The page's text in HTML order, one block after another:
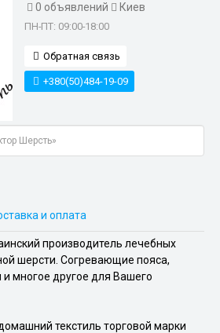
0 объявлений Киев
ПН-ПТ: 09:00-18:00
Обратная связь
+380(50)484-19-09
и оплата
производитель лечебных
шерсти. Согревающие пояса,
и многое другое для Вашего
текстиль торговой марки